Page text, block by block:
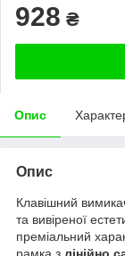
928 ₴
Опис
Опис
Клавішний
та вивіреної
преміальний
рамка з лінійно